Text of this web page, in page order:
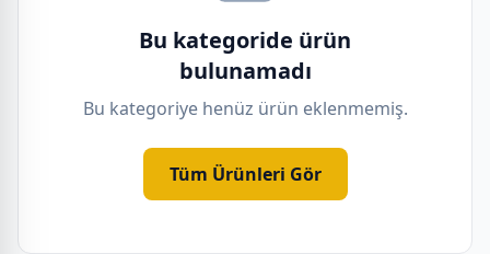
Bu kategoride ürün
bulunamadı
Bu kategoriye henüz ürün eklenmemiş.
Tüm Ürünleri Gör